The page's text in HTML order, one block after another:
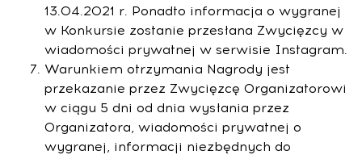
13.04.2021 r. Ponadto informacja o wygranej
w Konkursie zostanie przesłana Zwycięzcy w
wiadomości prywatnej w serwisie Instagram.
Warunkiem otrzymania Nagrody jest
przekazanie przez Zwycięzcę Organizatorowi
w ciągu 5 dni od dnia wysłania przez
Organizatora, wiadomości prywatnej o
wygranej, informacji niezbędnych do